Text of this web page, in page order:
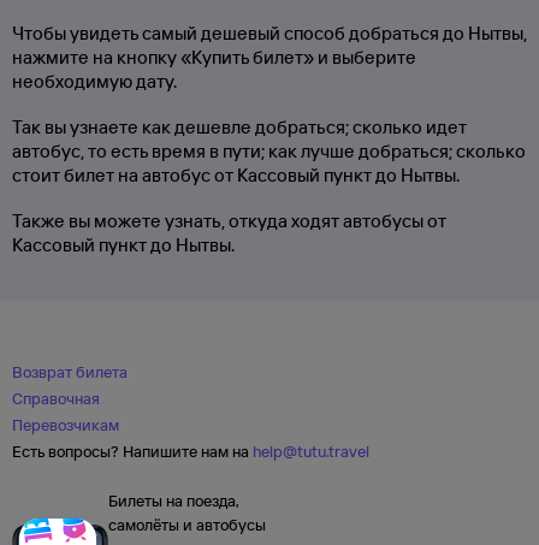
Чтобы увидеть самый дешевый способ добраться до Нытвы,
нажмите на кнопку «Купить билет» и выберите
необходимую дату.
Так вы узнаете как дешевле добраться; сколько идет
автобус, то есть время в пути; как лучше добраться; сколько
стоит билет на автобус от Кассовый пункт до Нытвы.
Также вы можете узнать, откуда ходят автобусы от
Кассовый пункт до Нытвы.
Возврат билета
Справочная
Перевозчикам
Есть вопросы? Напишите нам на help@tutu.travel
Билеты на поезда,
самолёты и автобусы